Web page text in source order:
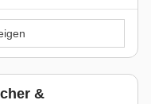
&